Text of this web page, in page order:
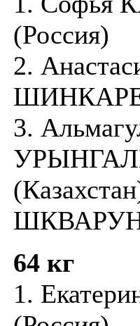
(Россия)
2.
3.
64 кг
1.